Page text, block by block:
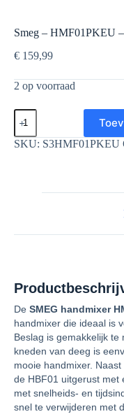
Smeg – HMF01PKEU
€ 159,99
2 op voorraad
Smeg
HMF01PKEU
-SKU: S3HMF01PKEU
De SMEG handmixer
handmixer die ideaal is
Beslag is gemakkelijk te
kneden van deeg is
mooie handmixer.
de HBF01 uitgerust met
met snelheids- en
snel te verwijderen met